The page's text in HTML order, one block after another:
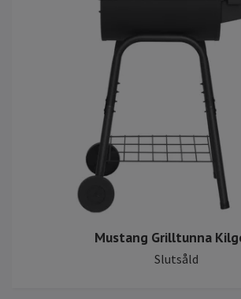
Mustang Grilltunna
Slutsåld